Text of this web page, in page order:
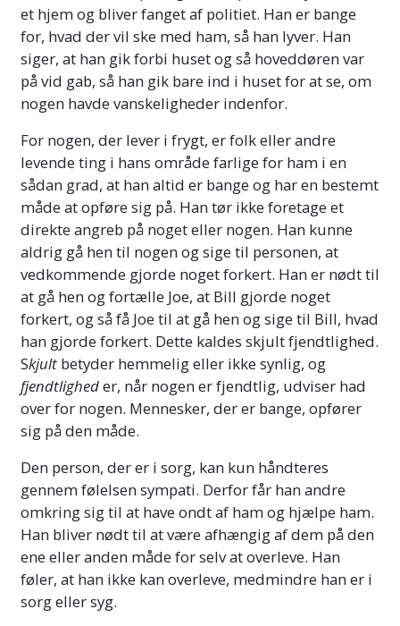
et hjem og bliver fanget af politiet. Han er bange
for, hvad der vil ske med ham, så han lyver. Han
siger, at han gik forbi huset og så hoveddøren var
på vid gab, så han gik bare ind i huset for at se, om
nogen havde vanskeligheder indenfor.
For nogen, der lever i frygt, er folk eller andre
levende ting i hans område farlige for ham i en
sådan grad, at han altid er bange og har en bestemt
måde at opføre sig på. Han tør ikke foretage et
direkte angreb på noget eller nogen. Han kunne
aldrig gå hen til nogen og sige til personen, at
vedkommende gjorde noget forkert. Han er nødt til
at gå hen og fortælle Joe, at Bill gjorde noget
forkert, og så få Joe til at gå hen og sige til Bill, hvad
han gjorde forkert. Dette kaldes skjult fjendtlighed.
Skjult betyder hemmelig eller ikke synlig, og
fjendtligheder, når nogen er fjendtlig, udviser had
over for nogen. Mennesker, der er bange, opfører
sig på den måde.
Den person, der er i sorg, kan kun håndteres
gennem følelsen sympati. Derfor får han andre
omkring sig til at have ondt af ham og hjælpe ham.
Han bliver nødt til at være afhængig af dem på den
ene eller anden måde for selv at overleve. Han
føler, at han ikke kan overleve, medmindre han er i
sorg eller syg.